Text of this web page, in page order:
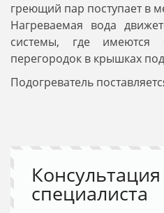
греющий пар поступает в
Нагреваемая вода
системы, где
перегородок в крышках
Подогреватель
Консультация
специалиста